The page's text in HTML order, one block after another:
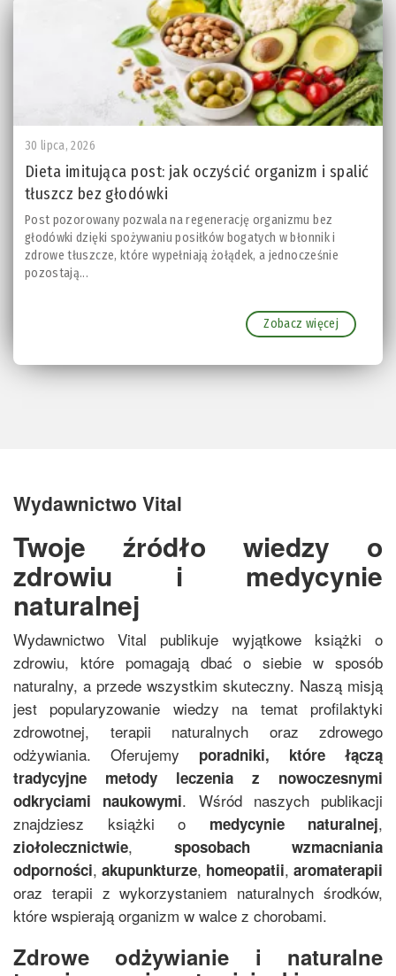
30 lipca, 2026
Dieta imitująca post: jak oczyścić organizm i spalić
tłuszcz bez głodówki
Post pozorowany pozwala na regenerację organizmu bez
głodówki dzięki spożywaniu posiłków bogatych w błonnik i
zdrowe tłuszcze, które wypełniają żołądek, a jednocześnie
pozostają...
Zobacz więcej
Wydawnictwo Vital
Twoje źródło wiedzy o
zdrowiu i medycynie
naturalnej
Wydawnictwo Vital publikuje wyjątkowe książki o
zdrowiu, które pomagają dbać o siebie w sposób
naturalny, a przede wszystkim skuteczny. Naszą misją
jest popularyzowanie wiedzy na temat profilaktyki
zdrowotnej, terapii naturalnych oraz zdrowego
odżywiania. Oferujemy poradniki, które łączą
tradycyjne metody leczenia z nowoczesnymi
odkryciami naukowymi. Wśród naszych publikacji
znajdziesz książki o medycynie naturalnej,
ziołolecznictwie, sposobach wzmacniania
odporności, akupunkturze, homeopatii, aromaterapii
oraz terapii z wykorzystaniem naturalnych środków,
które wspierają organizm w walce z chorobami.
Zdrowe odżywianie i naturalne